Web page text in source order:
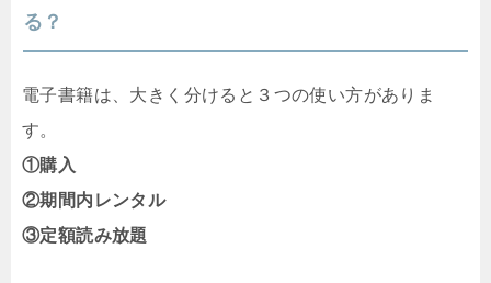
る？
電子書籍は、大きく分けると３つの使い方がありま
す。
①購入
②期間内レンタル
③定額読み放題